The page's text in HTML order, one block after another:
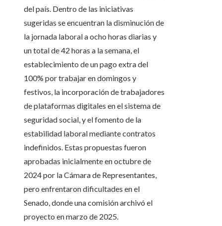
del país. Dentro de las iniciativas
sugeridas se encuentran la disminución de
la jornada laboral a ocho horas diarias y
un total de 42 horas a la semana, el
establecimiento de un pago extra del
100% por trabajar en domingos y
festivos, la incorporación de trabajadores
de plataformas digitales en el sistema de
seguridad social, y el fomento de la
estabilidad laboral mediante contratos
indefinidos. Estas propuestas fueron
aprobadas inicialmente en octubre de
2024 por la Cámara de Representantes,
pero enfrentaron dificultades en el
Senado, donde una comisión archivó el
proyecto en marzo de 2025.